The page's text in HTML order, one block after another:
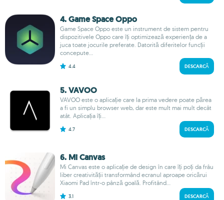
4. Game Space Oppo
Game Space Oppo este un instrument de sistem pentru
dispozitivele Oppo care îți optimizează experiența de a
juca toate jocurile preferate. Datorită diferitelor funcții
concepute...
4.4 DESCARCĂ
5. VAVOO
VAVOO este o aplicație care la prima vedere poate părea
a fi un simplu browser web, dar este mult mai mult decât
atât. Aplicația îți...
4.7 DESCARCĂ
6. Mi Canvas
Mi Canvas este o aplicație de design în care îți poți da frâu
liber creativității transformând ecranul aproape oricărui
Xiaomi Pad într-o pânză goală. Profitând...
3.1 DESCARCĂ